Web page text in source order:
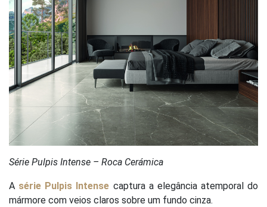
Série Pulpis Intense – Roca Cerámica
A série Pulpis Intense captura a elegância atemporal do
mármore com veios claros sobre um fundo cinza.